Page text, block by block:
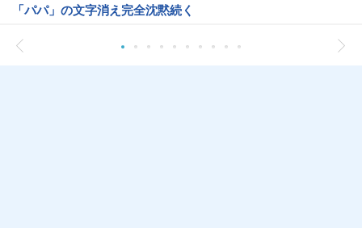
「パパ」の文字消え完全沈黙続く